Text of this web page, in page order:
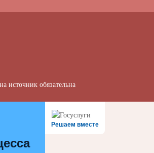
источник обязательна
Решаем вместе